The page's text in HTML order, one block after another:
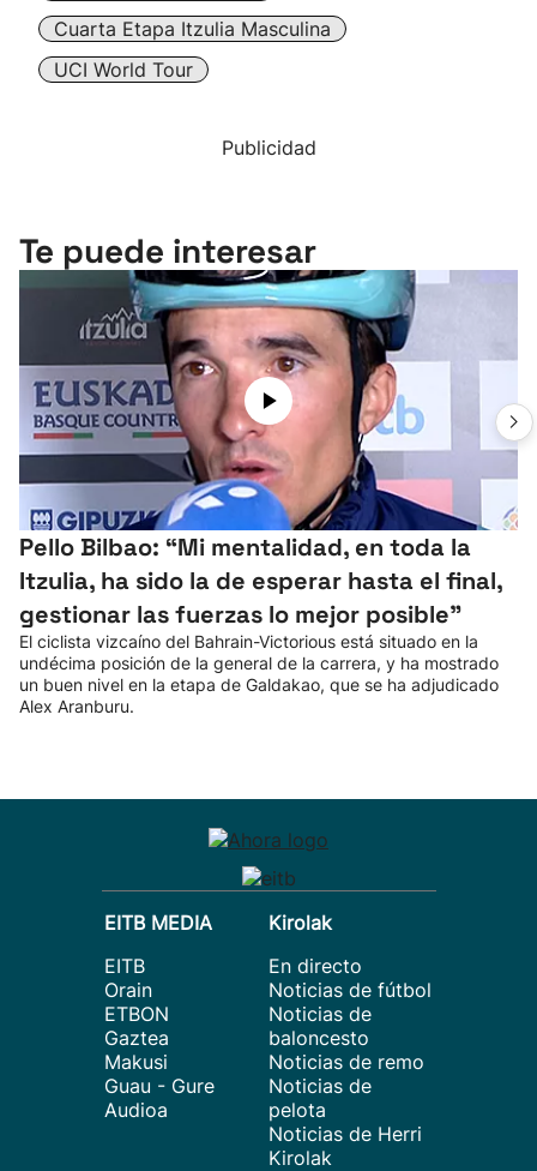
Cuarta Etapa Itzulia Masculina
UCI World Tour
Publicidad
Te puede interesar
Pello Bilbao: “Mi mentalidad, en toda la
Itzulia, ha sido la de esperar hasta el final,
gestionar las fuerzas lo mejor posible”
El ciclista vizcaíno del Bahrain-Victorious está situado en la
undécima posición de la general de la carrera, y ha mostrado
un buen nivel en la etapa de Galdakao, que se ha adjudicado
Alex Aranburu.
EITB MEDIA
EITB
Orain
ETBON
Gaztea
Makusi
Guau - Gure
Audioa
Kirolak
En directo
Noticias de fútbol
Noticias de
baloncesto
Noticias de remo
Noticias de
pelota
Noticias de Herri
Kirolak